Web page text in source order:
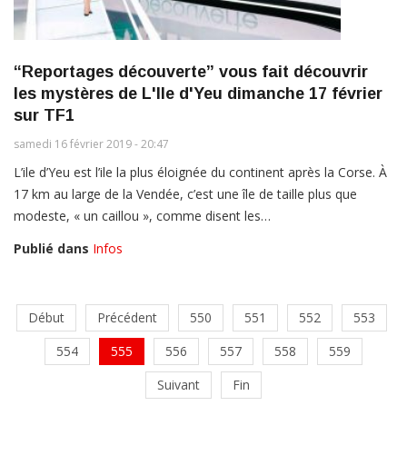
“Reportages découverte” vous fait découvrir
les mystères de L'Ile d'Yeu dimanche 17 février
sur TF1
samedi 16 février 2019 - 20:47
L’ile d’Yeu est l’ile la plus éloignée du continent après la Corse. À
17 km au large de la Vendée, c’est une île de taille plus que
modeste, « un caillou », comme disent les…
Publié dans Infos
Début Précédent 550 551 552
553
554
555 556 557 558
559
Suivant
Fin